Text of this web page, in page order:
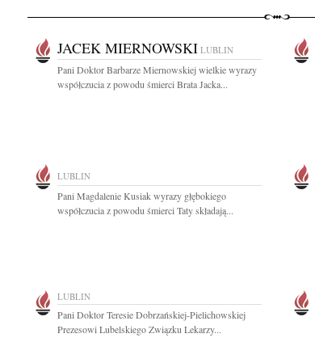
JACEK MIERNOWSKI LUBLIN
Pani Doktor Barbarze Miernowskiej wielkie wyrazy
współczucia z powodu śmierci Brata Jacka...
LUBLIN
Pani Magdalenie Kusiak wyrazy głębokiego
współczucia z powodu śmierci Taty składają...
LUBLIN
Pani Doktor Teresie Dobrzańskiej-Pielichowskiej
Prezesowi Lubelskiego Związku Lekarzy...